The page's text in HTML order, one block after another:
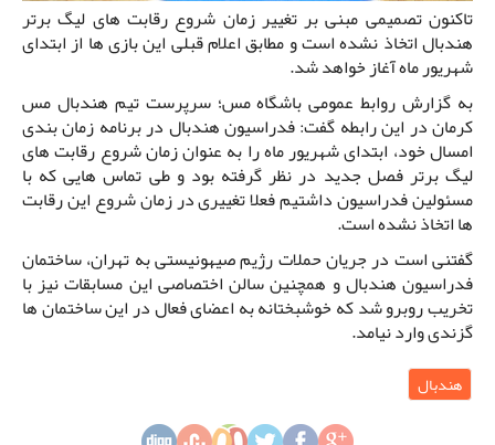
تاکنون تصمیمی مبنی بر تغییر زمان شروع رقابت های لیگ برتر
هندبال اتخاذ نشده است و مطابق اعلام قبلی این بازی ها از ابتدای
شهریور ماه آغاز خواهد شد.
به گزارش روابط عمومی باشگاه مس؛ سرپرست تیم هندبال مس
کرمان در این رابطه گفت: فدراسیون هندبال در برنامه زمان بندی
امسال خود، ابتدای شهریور ماه را به عنوان زمان شروع رقابت های
لیگ برتر فصل جدید در نظر گرفته بود و طی تماس هایی که با
مسئولین فدراسیون داشتیم فعلا تغییری در زمان شروع این رقابت
ها اتخاذ نشده است.
گفتنی است در جریان حملات رژیم صیهونیستی به تهران، ساختمان
فدراسیون هندبال و همچنین سالن اختصاصی این مسابقات نیز با
تخریب روبرو شد که خوشبختانه به اعضای فعال در این ساختمان ها
گزندی وارد نیامد.
هندبال